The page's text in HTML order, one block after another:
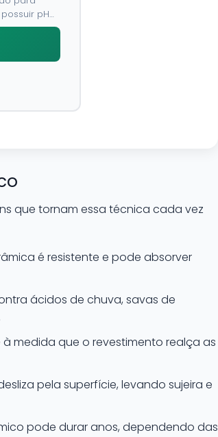
pH
correr o
que tornam essa técnica cada vez
é resistente e pode absorver
ácidos de chuva, savas de
medida que o revestimento realça as
pela superfície, levando sujeira e
pode durar anos, dependendo das